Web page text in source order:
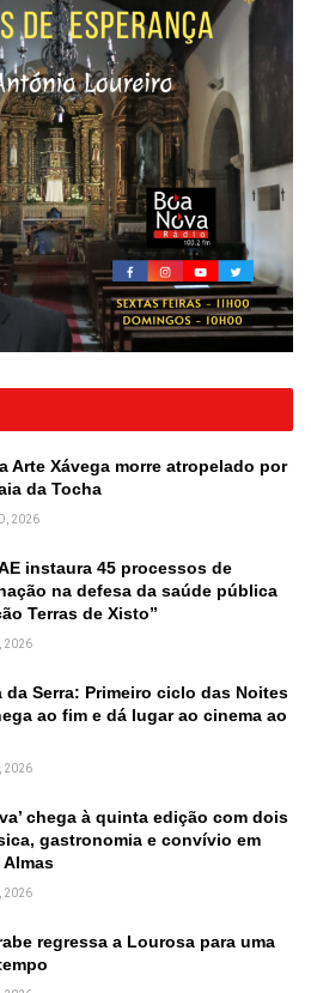
Arte Xávega morre atropelado por
da Tocha
2026
instaura 45 processos de
na defesa da saúde pública
Terras de Xisto”
2026
da Serra: Primeiro ciclo das Noites
ao fim e dá lugar ao cinema ao
2026
chega à quinta edição com dois
gastronomia e convívio em
2026
regressa a Lourosa para uma